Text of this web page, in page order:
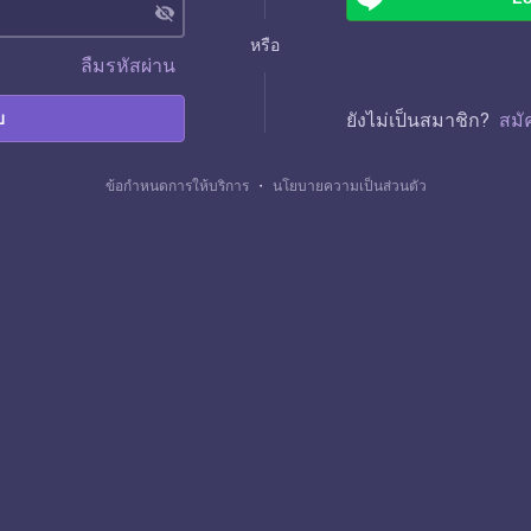
visibility_off
ลืมรหัสผ่าน
หรือ
ยังไม่เป็นสมาชิก? สมั
ข้อกำหนดการให้บริการ ・ นโยบายความเป็นส่วนตัว